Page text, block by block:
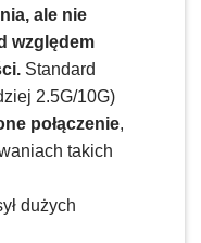
ale nie
względem
Standard
2.5G/10G)
połączenie,
takich
dużych